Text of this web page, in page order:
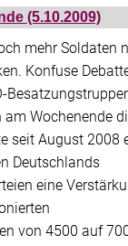
(5.10.2009)
mehr Soldaten
Konfuse
Wochenende
seit August 2008
Deutschlands
eine
von 4500 auf